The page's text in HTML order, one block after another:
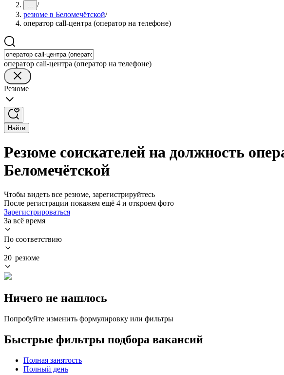
... /
резюме в Беломечётской/
оператор call-центра (оператор на телефоне)
оператор call-центра (оператор на телефоне)
Резюме
Найти
Резюме соискателей на должность
Беломечётской
Чтобы видеть все резюме, зарегистрируйтесь
После регистрации покажем ещё 4 и откроем фото
Зарегистрироваться
За всё время
По соответствию
20 резюме
Ничего не нашлось
Попробуйте изменить формулировку или фильтры
Быстрые фильтры подбора вакансий
Полная занятость
Полный день